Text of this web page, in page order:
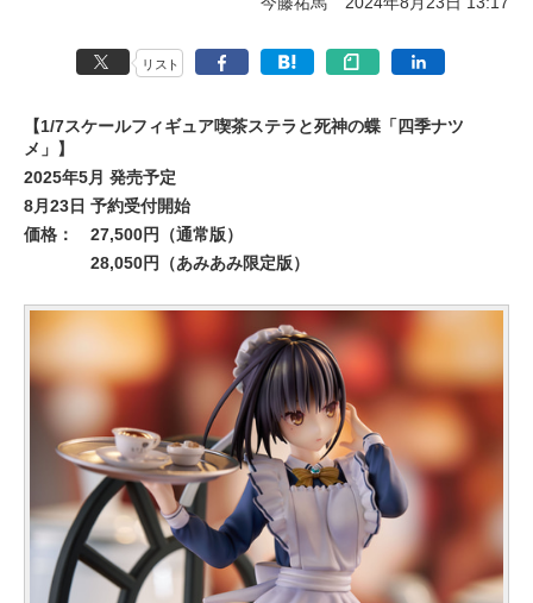
リスト
【1/7スケールフィギュア喫茶ステラと死神の蝶「四季ナツ
メ」】
2025年5月 発売予定
8月23日 予約受付開始
価格：
27,500円（通常版）
28,050円（あみあみ限定版）